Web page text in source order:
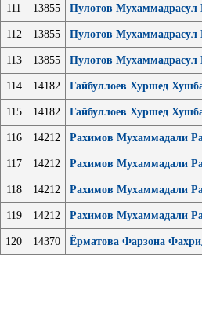
111 13855 Пулотов
112 13855 Пулотов
113 13855 Пулотов
114 14182 Гайбуллоев Хуршед
115 14182 Гайбуллоев Хуршед
116 14212 Рахимов Мухаммадали
117 14212 Рахимов Мухаммадали
118 14212 Рахимов Мухаммадали
119 14212 Рахимов Мухаммадали
120 14370 Ёрматова Фарзона